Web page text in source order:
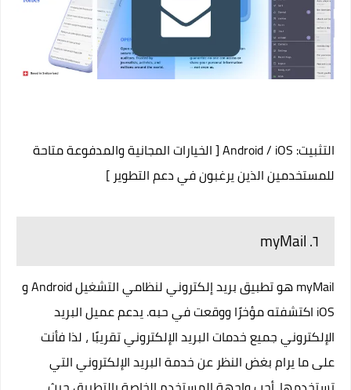
التثبيت: Android/ iOS
[ الخيارات المجانية والمدفوعة متاحة
للمستخدمين الذين يرغبون في دعم التطوير ]
٦. myMail
myMail هو تطبيق بريد إلكتروني لنظامي التشغيل Android و
iOS اكتشفته مؤخرًا ووقعت في حبه. يدعم عميل البريد
الإلكتروني جميع خدمات البريد الإلكتروني تقريبًا ، لذا فأنت
على ما يرام بغض النظر عن خدمة البريد الإلكتروني التي